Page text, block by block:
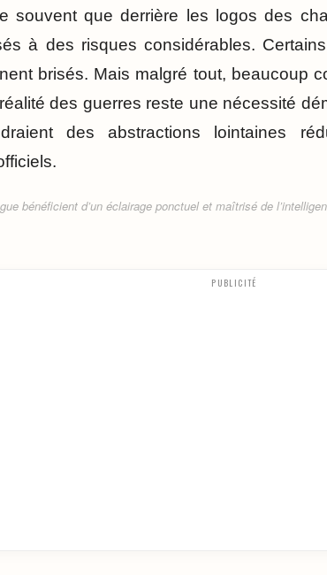
souvent que derrière les logos des
à des risques considérables.
brisés. Mais malgré tout, beaucoup
des guerres reste une nécessité
des abstractions lointaines
bénéficient d’un éclairage ponctuel et maîtrisé de
PUBLICITÉ